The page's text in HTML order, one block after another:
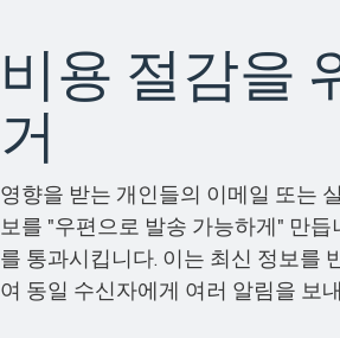
비용 절감을
거
영향을 받는 개인들의 이메일 또는
보를 "우편으로 발송 가능하게" 만
를 통과시킵니다. 이는 최신 정보를
여 동일 수신자에게 여러 알림을 보